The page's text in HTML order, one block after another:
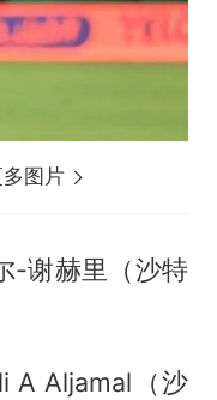
图片
-谢赫里（沙特
A Aljamal（沙